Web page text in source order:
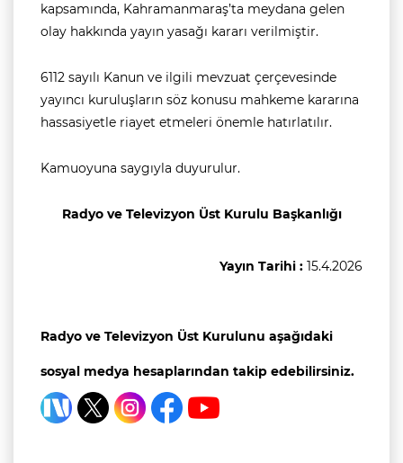
kapsamında, Kahramanmaraş’ta meydana gelen
olay hakkında yayın yasağı kararı verilmiştir.
6112 sayılı Kanun ve ilgili mevzuat çerçevesinde
yayıncı kuruluşların söz konusu mahkeme kararına
hassasiyetle riayet etmeleri önemle hatırlatılır.
Kamuoyuna saygıyla duyurulur.
Radyo ve Televizyon Üst Kurulu Başkanlığı
Yayın Tarihi : 15.4.2026
Radyo ve Televizyon Üst Kurulunu aşağıdaki
sosyal medya hesaplarından takip edebilirsiniz.